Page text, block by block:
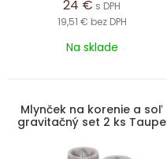
24 € s DPH
19,51 € bez DPH
Na sklade
Mlynček na korenie a soľ
gravitačný set 2 ks Taupe